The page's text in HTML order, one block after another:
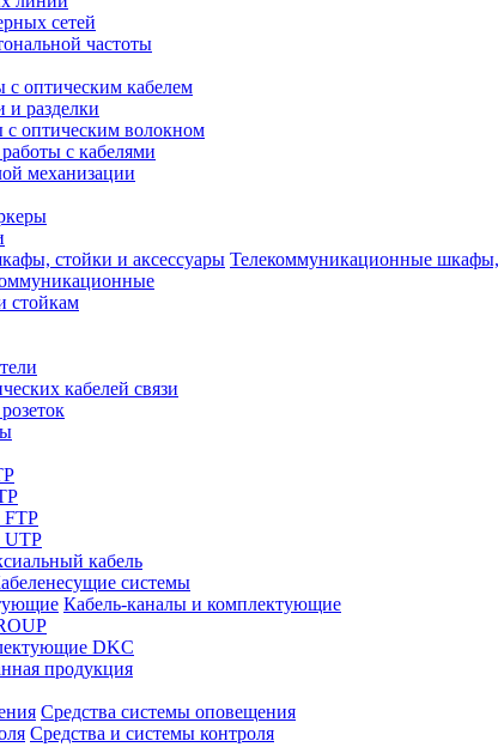
сетей
частоты
с оптическим кабелем
и разделки
с оптическим волокном
с кабелями
механизации
Телекоммуникационные шкафы,
стойкам
кабелей связи
FTP
UTP
кабель
системы
Кабель-каналы и комплектующие
DKC
продукция
Средства системы оповещения
Средства и системы контроля